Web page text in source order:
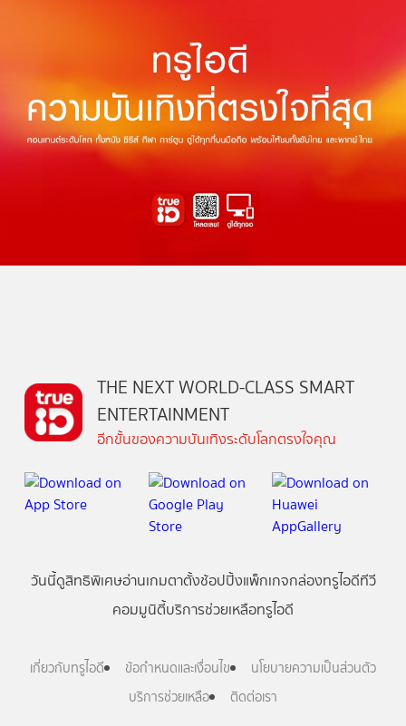
THE NEXT WORLD-CLASS SMART
ENTERTAINMENT
อีกขั้นของความบันเทิงระดับโลกตรงใจคุณ
วันนี้ดูสิทธิพิเศษอ่านเกมตาตั้งช้อปปิ้งแพ็กเกจกล่องทรูไอดีทีวี
คอมมูนิตี้บริการช่วยเหลือทรูไอดี
เกี่ยวกับทรูไอดี ข้อกำหนดและเงื่อนไข
นโยบายความเป็นส่วนตัว
บริการช่วยเหลือ
ติดต่อเรา